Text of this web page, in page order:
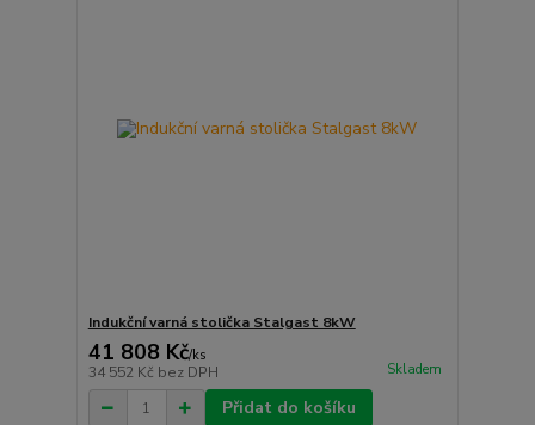
Indukční varná stolička Stalgast 8kW
41 808 Kč/ks
34 552 Kč bez DPH Skladem
Přidat do košíku